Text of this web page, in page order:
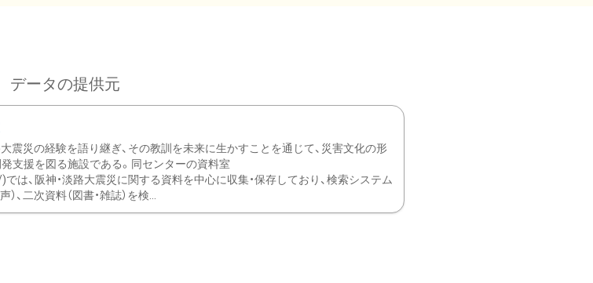
データの提供元
大震災の経験を語り継ぎ、その教訓を未来に生かすことを通じて、災害文化の形
支援を図る施設である。同センターの資料室
、阪神・淡路大震災に関する資料を中心に収集・保存しており、検索システム
、二次資料（図書・雑誌）を検...